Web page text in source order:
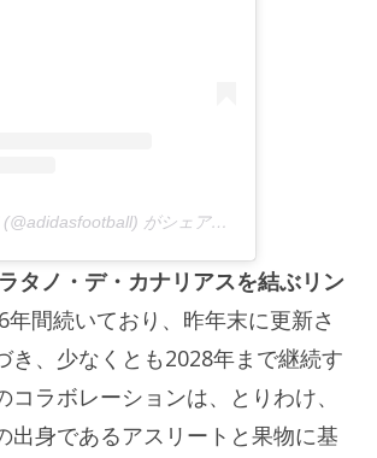
adidas Football (@adidasfootball) がシェアした投稿
タノ・デ・カナリアスを結ぶリン
年間続いており、昨年末に更新さ
き、少なくとも2028年まで継続す
コラボレーションは、とりわけ、
出身であるアスリートと果物に基